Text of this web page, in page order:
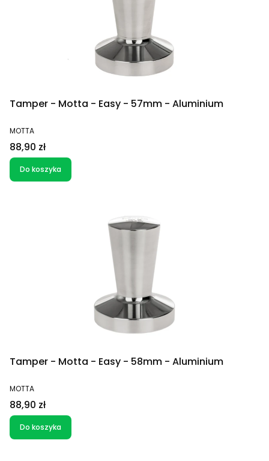
Tamper - Motta - Easy - 57mm - Aluminium
PRODUCENT
MOTTA
Cena
88,90 zł
Do koszyka
Tamper - Motta - Easy - 58mm - Aluminium
PRODUCENT
MOTTA
Cena
88,90 zł
Do koszyka